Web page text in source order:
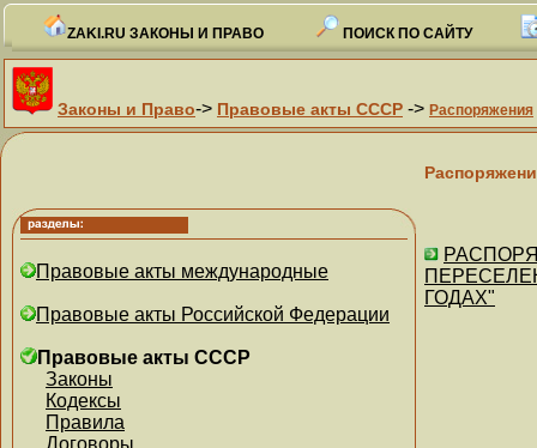
ZAKI.RU ЗАКОНЫ И ПРАВО ПОИСК ПО САЙТУ
Законы и Право-> Правовые акты СССР -> Распоряжения
Правовые акты международные
Правовые акты Российской Федерации
Правовые акты СССР
Законы
Кодексы
Правила
Договоры
ГОДАХ"